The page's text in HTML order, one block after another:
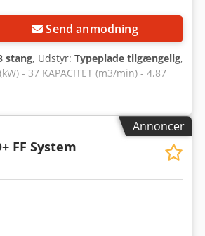
Send anmodning
stang, Udstyr: Typeplade tilgængelig,
- 37 KAPACITET (m3/min) - 4,87
Annoncer
FF System